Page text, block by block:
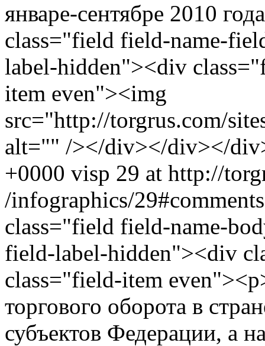
январе-сентябре 2010
class="field field-name-
label-hidden"><div
item even"><img
src="http://torgrus.com/
alt="" /></div></div></
+0000 visp 29 at http://
/infographics/29#comments
class="field field-name-
field-label-hidden"><div
class="field-item
торгового оборота в
субъектов Федерации, а